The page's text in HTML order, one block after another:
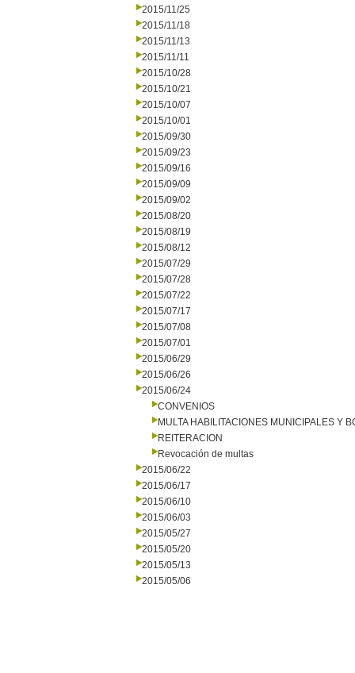
2015/11/25
2015/11/18
2015/11/13
2015/11/11
2015/10/28
2015/10/21
2015/10/07
2015/10/01
2015/09/30
2015/09/23
2015/09/16
2015/09/09
2015/09/02
2015/08/20
2015/08/19
2015/08/12
2015/07/29
2015/07/28
2015/07/22
2015/07/17
2015/07/08
2015/07/01
2015/06/29
2015/06/26
2015/06/24
CONVENIOS
MULTA HABILITACIONES MUNICIPALES Y
REITERACION
Revocación de multas
2015/06/22
2015/06/17
2015/06/10
2015/06/03
2015/05/27
2015/05/20
2015/05/13
2015/05/06